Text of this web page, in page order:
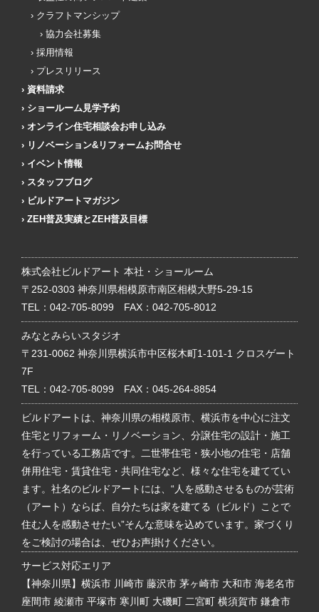
クラフトマンシップ
協力会社募集
採用情報
プレスリリース
資料請求
ショールーム見学予約
オンライン住宅相談会お申し込み
リノベーション&リフォームお問合せ
イベント情報
スタッフブログ
ビルドアートマガジン
ZEH普及実績とZEH普及目標
株式会社ビルドアート 本社・ショールーム
〒252-0303 神奈川県相模原市南区相模大野5-29-15
TEL： 042-705-8099 FAX：042-705-8012
みなとみらいスタジオ
〒231-0062 神奈川県横浜市中区桜木町1-101-1 クロスゲート
7F
TEL： 042-705-8099 FAX：045-264-8854
ビルドアートは、神奈川県の相模原市、横浜市を中心に注文
住宅とリフォーム・リノベーション、分譲住宅の設計・施工
を行っている工務店です。二世帯住宅・狭小地の住宅・店舗
併用住宅・賃貸住宅・共同住宅など、様々な住宅を建ててい
ます。社名のビルドアートには、“人を感動させるものが芸術
（アート）ならば、自分たちは家を建てる（ビルド）ことで
住む人を感動させたい”そんな意味を込めています。家づくり
をご検討の場合は、ぜひお声掛けください。
サービス対応エリア
【神奈川県】横浜市 川崎市 藤沢市 茅ヶ崎市 大和市 海老名市
座間市 綾瀬市 平塚市 寒川町 大磯町 二宮町 横須賀市 鎌倉市